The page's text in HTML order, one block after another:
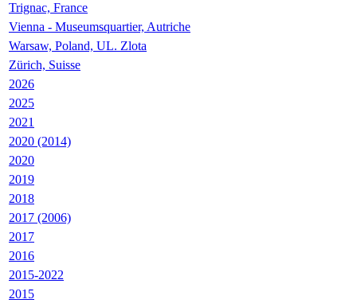
Trignac, France
Vienna - Museumsquartier, Autriche
Warsaw, Poland, UL. Zlota
Zürich, Suisse
2026
2025
2021
2020 (2014)
2020
2019
2018
2017 (2006)
2017
2016
2015-2022
2015